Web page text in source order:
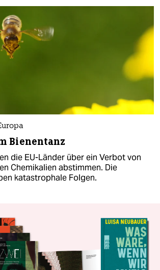
Bienentanz
die EU-Länder über ein Verbot von
Chemikalien abstimmen. Die
katastrophale Folgen.